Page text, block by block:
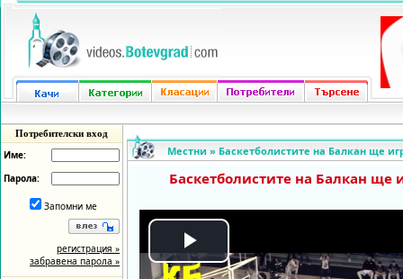
Потребителски вход
Име:
Парола:
Запомни ме
регистрация »
забравена парола »
Местни » Баскетболистите на Балкан ще
Баскетболистите на Балкан ще
Play